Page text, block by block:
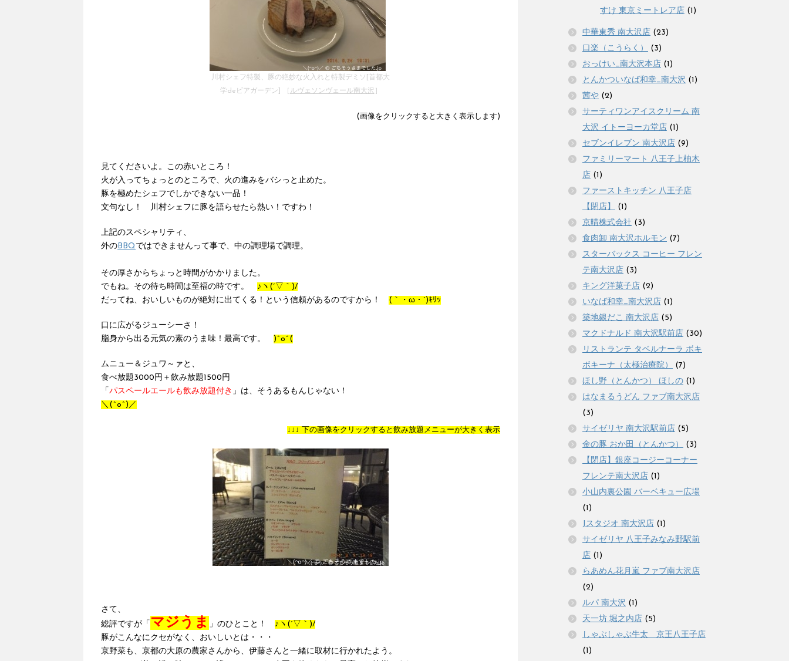
川村シェフ特製、豚の絶妙な火入れと特製デミソ[首都大
学deビアガーデン] ［
ルヴェソンヴェール南大沢
(画像をクリックすると大きく表示します)
見てくださいよ。この赤いところ！
火が入ってちょっとのところで、火の進みをバシっと止めた。
豚を極めたシェフでしかできない一品！
文句なし！ 川村シェフに豚を語らせたら熱い！ですわ！
上記のスペシャリティ、
外のBBQではできませんって事で、中の調理場で調理。
その厚さからちょっと時間がかかりました。
でもね。その待ち時間は至福の時です。 ♪ヽ(´▽｀)/
だってね、おいしいものが絶対に出てくる！という信頼があるのですから！ (｀・ω・´)ｷﾘｯ
口に広がるジューシーさ！
脂身から出る元気の素のうま味！最高です。 )^o^(
ムニュー＆ジュワ～ァと、
食べ放題3000円＋飲み放題1500円
「 パスペールエールも飲み放題付き 」は、そうあるもんじゃない！
＼(^o^)／
↓↓↓ 下の画像をクリックすると飲み放題メニューが大きく表示
さて、
総評ですが「 マジうま 」のひとこと！ ♪ヽ(´▽｀)/
豚がこんなにクセがなく、おいしいとは・・・
京野菜も、京都の大原の農家さんから、伊藤さんと一緒に取材に行かれたよう。
すけ 東京ミートレア店 (1)
中華東秀 南大沢店 (23)
口楽（こうらく）
(3)
おっけい_南大沢本店 (1)
とんかついなば和幸_南大沢 (1)
茜や (2)
サーティワンアイスクリーム 南
大沢 イトーヨーカ堂店 (1)
セブンイレブン 南大沢店 (9)
ファミリーマート 八王子上柚木
店 (1)
ファーストキッチン 八王子店
【閉店】
(1)
京晴株式会社 (3)
食肉卸 南大沢ホルモン (7)
スターバックス コーヒー フレン
テ南大沢店 (3)
キング洋菓子店 (2)
いなば和幸_南大沢店 (1)
築地銀だこ 南大沢店 (5)
マクドナルド 南大沢駅前店 (30)
リストランテ タベルナーラ ボキ
ボキーナ（太極治療院）
(7)
ほし野（とんかつ） ほしの (1)
はなまるうどん ファブ南大沢店
(3)
サイゼリヤ 南大沢駅前店 (5)
金の豚 おか田（とんかつ）
(3)
【閉店】銀座コージーコーナー
フレンテ南大沢店 (1)
小山内裏公園 バーベキュー広場
(1)
Jスタジオ 南大沢店 (1)
サイゼリヤ 八王子みなみ野駅前
店 (1)
らあめん花月嵐 ファブ南大沢店
(2)
ルパ 南大沢 (1)
天一坊 堀之内店 (5)
しゃぶしゃぶ牛太 京王八王子店
(1)